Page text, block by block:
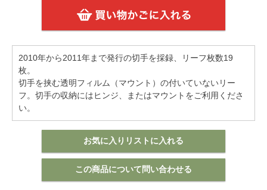
2010年から2011年まで発行の切手を採録、リーフ枚数19
枚。
切手を挟む透明フィルム（マウント）の付いていないリー
フ。切手の収納にはヒンジ、またはマウントをご利用くださ
い。